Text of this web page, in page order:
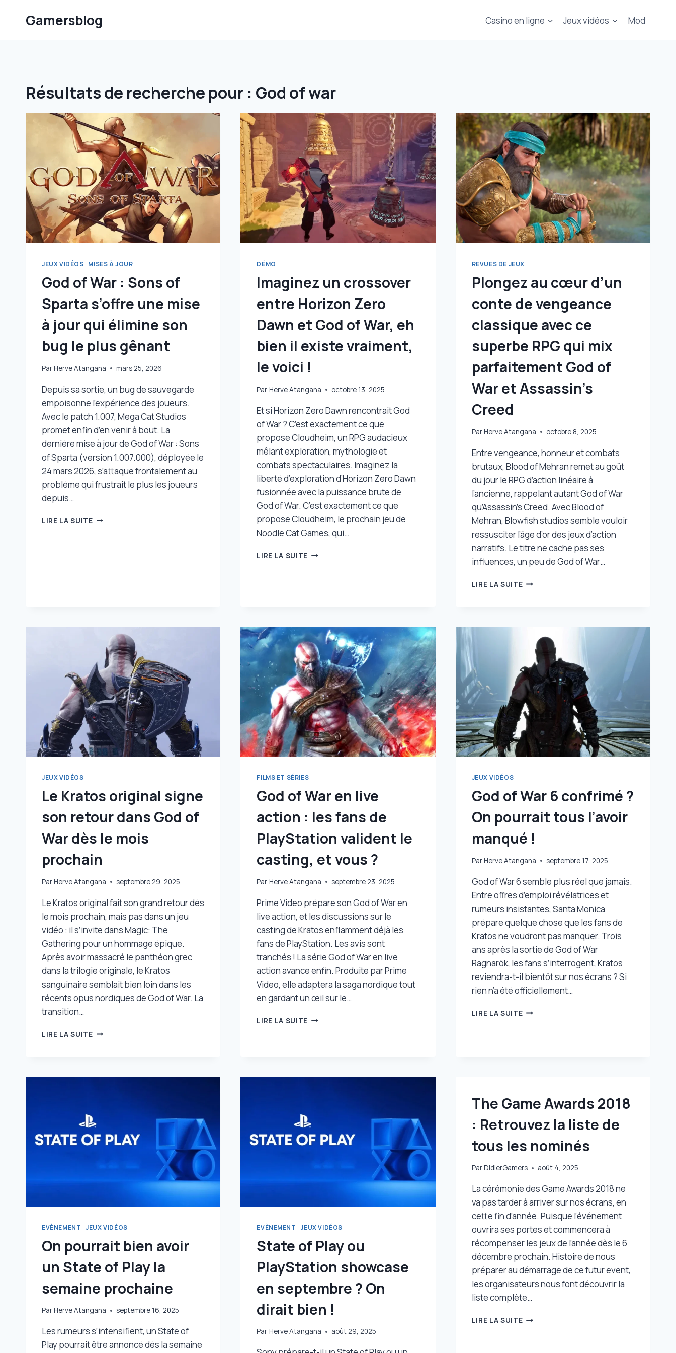
Gamersblog Casino en ligne Jeux vidéos Mod
Résultats de recherche pour : God of war
JEUX VIDÉOS | MISES À JOUR
God of War : Sons of
Sparta s’offre une mise
à jour qui élimine son
bug le plus gênant
ParHerve Atangana mars 25, 2026
Depuis sa sortie, un bug de sauvegarde
empoisonne l’expérience des joueurs.
Avec le patch 1.007, Mega Cat Studios
promet enfin d’en venir à bout. La
dernière mise à jour de God of War : Sons
of Sparta (version 1.007.000), déployée le
24 mars 2026, s’attaque frontalement au
problème qui frustrait le plus les joueurs
depuis…
LIRE LA SUITEGOD
ÉLIMINE
SON
BUG
LE
PLUS
GÊNANT
DÉMO
Imaginez un crossover
entre Horizon Zero
Dawn et God of War, eh
bien il existe vraiment,
le voici !
Par Herve Atangana octobre 13, 2025
Et si Horizon Zero Dawn rencontrait God
of War ? C’est exactement ce que
propose Cloudheim, un RPG audacieux
mêlant exploration, mythologie et
combats spectaculaires. Imaginez la
liberté d’exploration d’Horizon Zero Dawn
fusionnée avec la puissance brute de
God of War. C’est exactement ce que
propose Cloudheim, le prochain jeu de
Noodle Cat Games, qui…
LIRE LA SUITE IMAGINEZ
ET
GOD
OF
WAR,
EH
BIEN
IL
EXISTE
VRAIMENT,
LE
VOICI
!
REVUES DE JEUX
Plongez au cœur d’un
conte de vengeance
classique avec ce
superbe RPG qui mix
parfaitement God of
War et Assassin’s
Creed
ParHerve Atangana octobre 8, 2025
Entre vengeance, honneur et combats
brutaux, Blood of Mehran remet au goût
du jour le RPG d’action linéaire à
l’ancienne, rappelant autant God of War
qu’Assassin’s Creed. Avec Blood of
Mehran, Blowfish studios semble vouloir
ressusciter l’âge d’or des jeux d’action
narratifs. Le titre ne cache pas ses
influences, un peu de God of War…
LIRE LA SUITEPLONGEZ
VENGEANCE
CLASSIQUE
AVEC
CE
SUPERBE
RPG
QUI
MIX
PARFAITEMENT
GOD
OF
CREED
JEUX VIDÉOS
Le Kratos original signe
son retour dans God of
War dès le mois
prochain
ParHerve Atangana septembre 29, 2025
Le Kratos original fait son grand retour dès
le mois prochain, mais pas dans un jeu
vidéo : il s’invite dans Magic: The
Gathering pour un hommage épique.
Après avoir massacré le panthéon grec
dans la trilogie originale, le Kratos
sanguinaire semblait bien loin dans les
récents opus nordiques de God of War. La
transition…
LIRE LA SUITELE
OF
WAR
DÈS
LE
PROCHAIN
FILMS ET SÉRIES
God of War en live
action : les fans de
PlayStation valident le
casting, et vous ?
Par Herve Atangana septembre 23, 2025
Prime Video prépare son God of War en
live action, et les discussions sur le
casting de Kratos enflamment déjà les
fans de PlayStation. Les avis sont
tranchés ! La série God of War en live
action avance enfin. Produite par Prime
Video, elle adaptera la saga nordique tout
en gardant un œil sur le…
LIRE LA SUITE GOD
PLAYSTATION
VALIDENT
LE
JEUX VIDÉOS
God of War 6 confrimé ?
On pourrait tous l’avoir
manqué !
ParHerve Atangana septembre 17, 2025
God of War 6 semble plus réel que jamais.
Entre offres d’emploi révélatrices et
rumeurs insistantes, Santa Monica
prépare quelque chose que les fans de
Kratos ne voudront pas manquer. Trois
ans après la sortie de God of War
Ragnarök, les fans s’interrogent, Kratos
reviendra-t-il bientôt sur nos écrans ? Si
rien n’a été officiellement…
LIRE LA SUITEGOD
L’AVOIR
!
EVÈNEMENT |JEUX VIDÉOS
On pourrait bien avoir
un State of Play la
semaine prochaine
ParHerve Atangana septembre 16, 2025
Les rumeurs s’intensifient, un State of
Play pourrait être annoncé dès la semaine
EVÈNEMENT |JEUX VIDÉOS
State of Play ou
PlayStation showcase
en septembre ? On
dirait bien !
Par Herve Atangana août 29, 2025
The Game Awards 2018
: Retrouvez la liste de
tous les nominés
ParDidierGamers août 4, 2025
La cérémonie des Game Awards 2018 ne
va pas tarder à arriver sur nos écrans, en
cette fin d’année. Puisque l’événement
ouvrira ses portes et commencera à
récompenser les jeux de l’année dès le 6
décembre prochain. Histoire de nous
préparer au démarrage de ce futur event,
les organisateurs nous font découvrir la
liste complète…
LIRE LA SUITETHE